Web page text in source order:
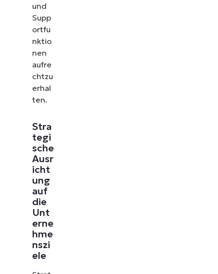
und
Supp
ortfu
nktio
nen
aufre
chtzu
erhal
ten.
Stra
tegi
sche
Ausr
icht
ung
auf
die
Unt
erne
hme
nszi
ele